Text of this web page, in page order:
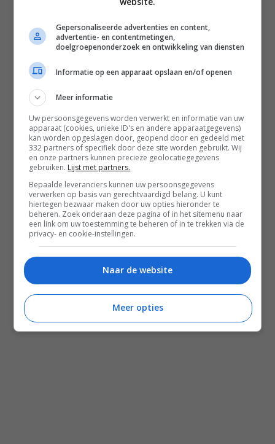
Instagram
Facebook
Pinterest
Home
Word gratis lid
Recepten
Leefstijl
Reizen
Shop Francesca Kookt boeken
Shop Voedzaam Leven Ontbijtgids
Samenwerken
Zomer recepten
Salade recepten
Gezonde recepten
Meal prep recepten
Makkelijke recepten
Gepersonaliseerde advertenties en content,
advertentie- en contentmetingen,
doelgroepenonderzoek en ontwikkeling van diensten
Informatie op een apparaat opslaan en/of openen
Meer informatie
Uw persoonsgegevens worden verwerkt en informatie van uw
apparaat (cookies, unieke ID's en andere apparaatgegevens)
kan worden opgeslagen door, geopend door en gedeeld met
332 partners of specifiek door deze site worden gebruikt. Wij
en onze partners kunnen precieze geolocatiegegevens
gebruiken. Lijst met partners.
Bepaalde leveranciers kunnen uw persoonsgegevens
verwerken op basis van gerechtvaardigd belang. U kunt
hiertegen bezwaar maken door uw opties hieronder te
beheren. Zoek onderaan deze pagina of in het sitemenu naar
een link om uw toestemming te beheren of in te trekken via de
privacy- en cookie-instellingen.
Naar de website
Meer opties